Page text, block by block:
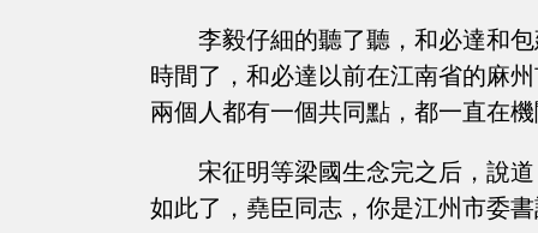
李毅仔細的聽了聽，和必達和
時間了，和必達以前在江南省的麻
兩個人都有一個共同點，都一直在
宋征明等梁國生念完之后，說
如此了，堯臣同志，你是江州市委